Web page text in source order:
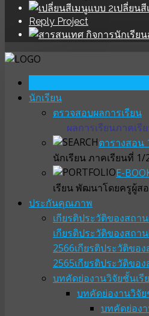
เปลี่ยน
Reply Project
นักเรียน
ตรวจสอบผลการเรียน
ผลการเรียนภาคเรี
ตารางสอน
นักเรียน ภาคเรียนที่ 1/
E-
เรียน พัฒนาโดยครูผู้ส
ประกันคุณภาพ
เกียรติประวัติของสถา
เกียรติประวัติของสถา
2566เกียรติประวัติขอ
2565เกียรติประวัติขอ
บทคัดย่องานวิจัยชั้นเรี
บทคัดย่องานวิจัย
บทคัดย่อง